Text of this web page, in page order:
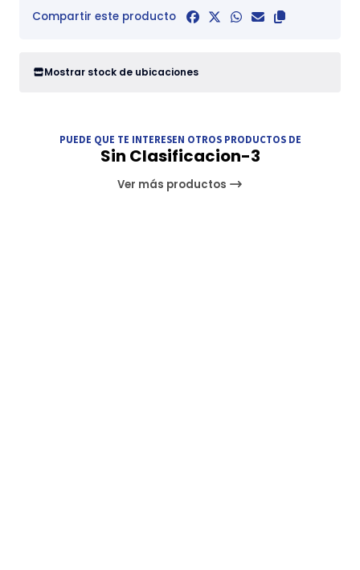
Compartir este producto
Mostrar stock de ubicaciones
PUEDE QUE TE INTERESEN OTROS PRODUCTOS DE
Sin Clasificacion-3
Ver más productos